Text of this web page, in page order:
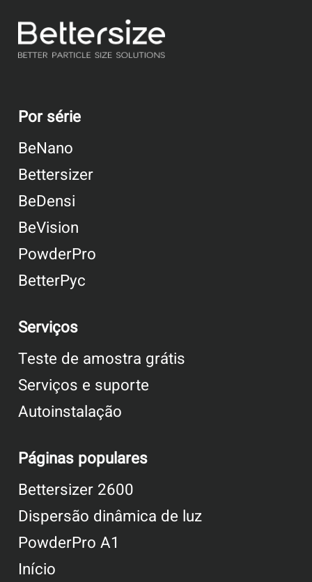
Por série
BeNano
Bettersizer
BeDensi
BeVision
PowderPro
BetterPyc
Serviços
Teste de amostra grátis
Serviços e suporte
Autoinstalação
Páginas populares
Bettersizer 2600
Dispersão dinâmica de luz
PowderPro A1
Início